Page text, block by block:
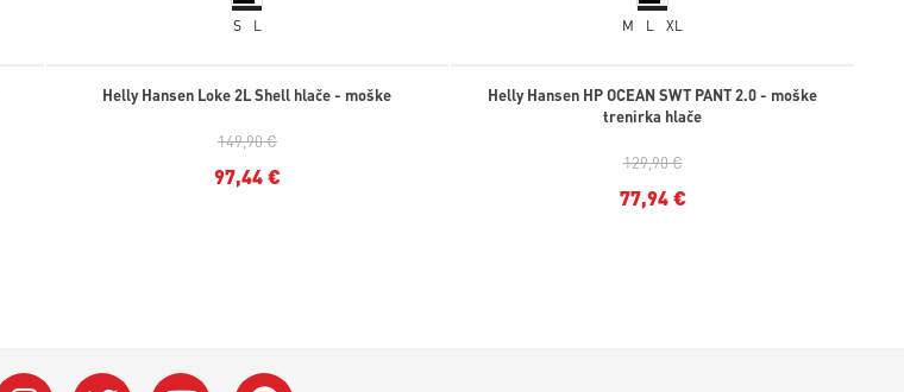
S L
Helly Hansen Loke 2L Shell hlače - moške
149,90 €
97,44 €
M L XL
Helly Hansen HP OCEAN SWT PANT 2.0 - moške
trenirka hlače
129,90 €
77,94 €